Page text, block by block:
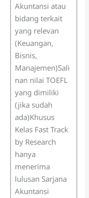
Akuntansi atau
bidang terkait
yang relevan
(Keuangan,
Bisnis,
Manajemen)Sali
nan nilai TOEFL
yang dimiliki
(jika sudah
ada)Khusus
Kelas Fast Track
by Research
hanya
menerima
lulusan Sarjana
Akuntansi